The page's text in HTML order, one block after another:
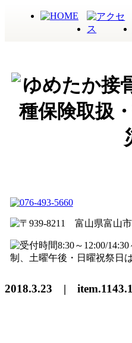
2018.3.23 | item.1143.1